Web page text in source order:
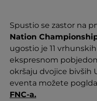
Spustio se zastor na
Nation
ugostio je 11
ekspresnom
okršaju dvojice bivših
eventa možete
FNC-a.